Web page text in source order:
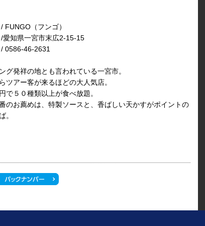
FUNGO（フンゴ）
愛知県一宮市末広2-15-15
0586-46-2631
グ発祥の地とも言われている一宮市。
ツアー客が来るほどの大人気店。
で５０種類以上が食べ放題。
のお薦めは、特製ソースと、香ばしい天かすがポイントの
。